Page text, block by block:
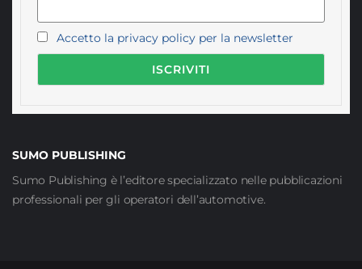
Accetto la privacy policy per la newsletter
SUMO PUBLISHING
Sumo Publishing è l’editore specializzato nelle pubblicazioni
professionali per gli operatori dell’automotive.